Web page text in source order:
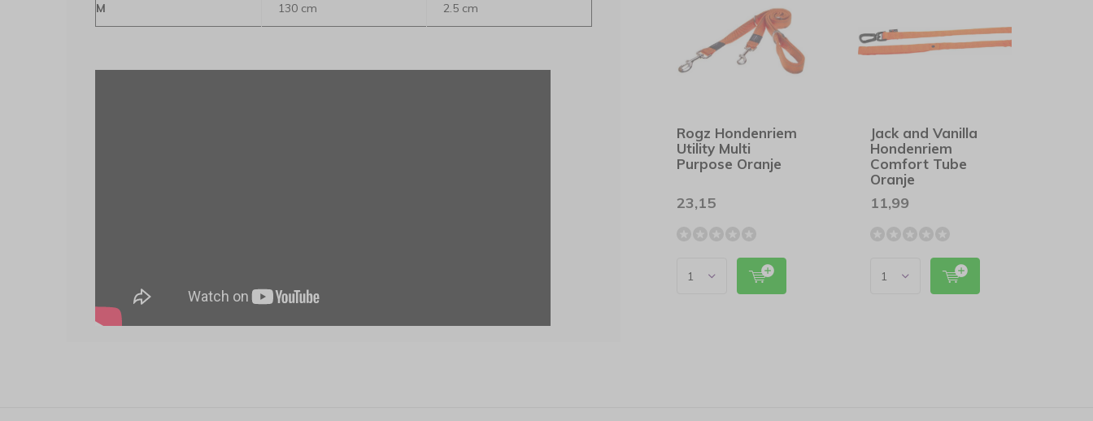
M 130 cm 2.5 cm
Rogz Hondenriem
Utility Multi
Purpose Oranje
23,15
Jack and Vanilla
Hondenriem
Comfort Tube
Oranje
11,99